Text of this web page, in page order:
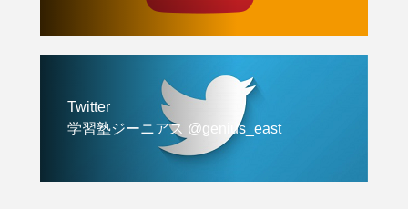
Twitter
学習塾ジーニアス @genius_east